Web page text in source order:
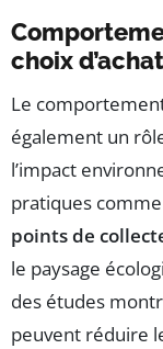
choix d’achat
Le
également un
l’impact
pratiques
points de
le paysage
des études
peuvent réduire